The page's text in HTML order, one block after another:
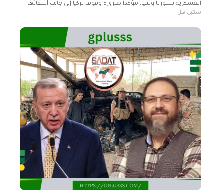
العسكرية بسوريا وليبيا، مؤكداً ضرورة وقوف تركيا إلى جانب أشقائها
العرب. وأوضح جوك، في حوار مع برنامج "هنا الحدث"
سنتين قبل